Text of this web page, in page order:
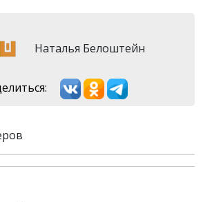
Наталья Белоштейн